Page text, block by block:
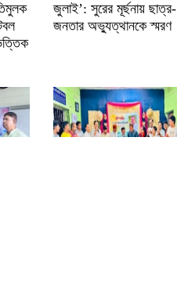
জুলাই’: সুরের মূর্ছনায় ছাত্র-
জনতার অভ্যুত্থানকে স্মরণ